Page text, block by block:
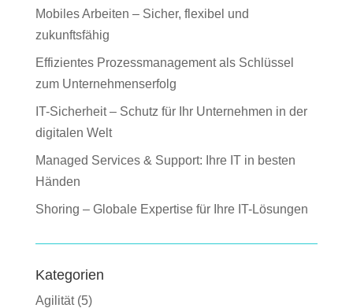
Mobiles Arbeiten – Sicher, flexibel und
zukunftsfähig
Effizientes Prozessmanagement als Schlüssel
zum Unternehmenserfolg
IT-Sicherheit – Schutz für Ihr Unternehmen in der
digitalen Welt
Managed Services & Support: Ihre IT in besten
Händen
Shoring – Globale Expertise für Ihre IT-Lösungen
Kategorien
Agilität(5)